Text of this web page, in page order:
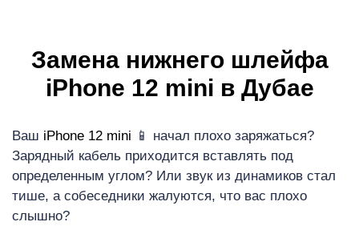
Замена нижнего шлейфа
iPhone 12 mini в Дубае
Ваш iPhone 12 mini 📱 начал плохо заряжаться?
Зарядный кабель приходится вставлять под
определенным углом? Или звук из динамиков стал
тише, а собеседники жалуются, что вас плохо
слышно?